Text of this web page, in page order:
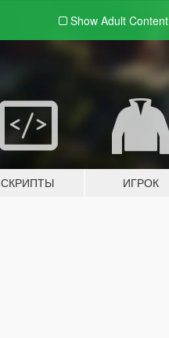
Show Adult Content
СКРИПТЫ ИГРОК